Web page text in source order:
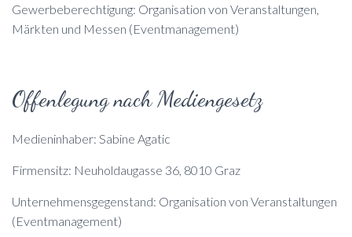
Gewerbeberechtigung: Organisation von Veranstaltungen,
Märkten und Messen (Eventmanagement)
Offenlegung nach Mediengesetz
Medieninhaber: Sabine Agatic
Firmensitz: Neuholdaugasse 36, 8010 Graz
Unternehmensgegenstand: Organisation von Veranstaltungen
(Eventmanagement)